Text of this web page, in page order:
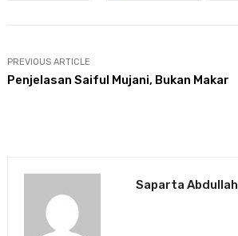
PREVIOUS ARTICLE
Penjelasan Saiful Mujani, Bukan Makar
Saparta Abdullah